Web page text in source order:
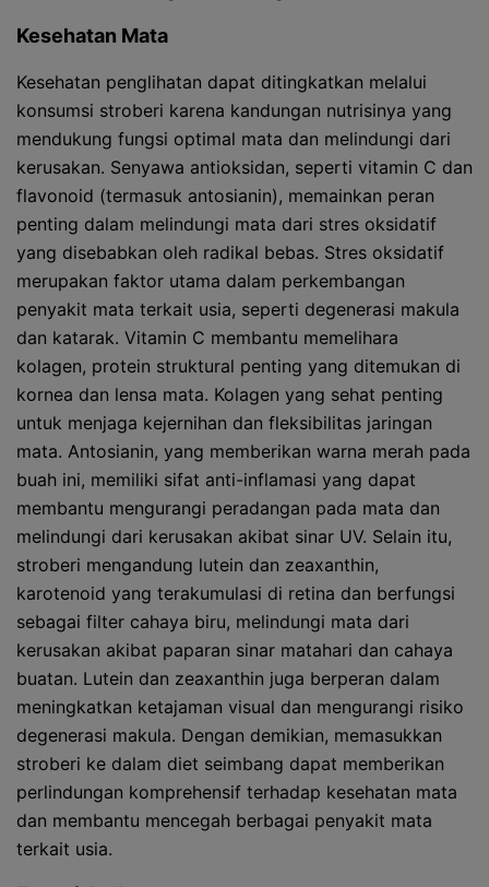
Kesehatan Mata
Kesehatan penglihatan dapat ditingkatkan melalui
konsumsi stroberi karena kandungan nutrisinya yang
mendukung fungsi optimal mata dan melindungi dari
kerusakan. Senyawa antioksidan, seperti vitamin C dan
flavonoid (termasuk antosianin), memainkan peran
penting dalam melindungi mata dari stres oksidatif
yang disebabkan oleh radikal bebas. Stres oksidatif
merupakan faktor utama dalam perkembangan
penyakit mata terkait usia, seperti degenerasi makula
dan katarak. Vitamin C membantu memelihara
kolagen, protein struktural penting yang ditemukan di
kornea dan lensa mata. Kolagen yang sehat penting
untuk menjaga kejernihan dan fleksibilitas jaringan
mata. Antosianin, yang memberikan warna merah pada
buah ini, memiliki sifat anti-inflamasi yang dapat
membantu mengurangi peradangan pada mata dan
melindungi dari kerusakan akibat sinar UV. Selain itu,
stroberi mengandung lutein dan zeaxanthin,
karotenoid yang terakumulasi di retina dan berfungsi
sebagai filter cahaya biru, melindungi mata dari
kerusakan akibat paparan sinar matahari dan cahaya
buatan. Lutein dan zeaxanthin juga berperan dalam
meningkatkan ketajaman visual dan mengurangi risiko
degenerasi makula. Dengan demikian, memasukkan
stroberi ke dalam diet seimbang dapat memberikan
perlindungan komprehensif terhadap kesehatan mata
dan membantu mencegah berbagai penyakit mata
terkait usia.